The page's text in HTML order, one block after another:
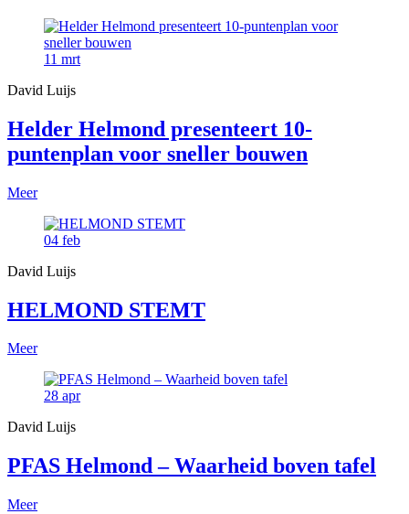
11 mrt
David Luijs
Helder Helmond presenteert 10-
puntenplan voor sneller bouwen
Meer
04 feb
David Luijs
HELMOND STEMT
Meer
28 apr
David Luijs
PFAS Helmond – Waarheid boven tafel
Meer